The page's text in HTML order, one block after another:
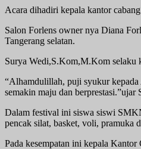
Acara dihadiri kepala kantor
Salon Forlens owner nya Diana
Tangerang selatan.
Surya Wedi,S.Kom,M.Kom selaku
“Alhamdulillah, puji syukur kepada
semakin maju dan
Dalam festival ini siswa siswi
pencak silat, basket, voli, pramuka
Pada kesempatan ini kepala